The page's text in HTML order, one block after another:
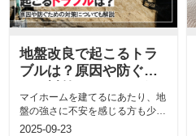
地盤改良で起こるトラ
ブルは？原因や防ぐた
説
マイホームを建てるにあたり、地
盤の強さに不安を感じる方も少な
くありません。実際、地盤が軟弱
2025-09-23